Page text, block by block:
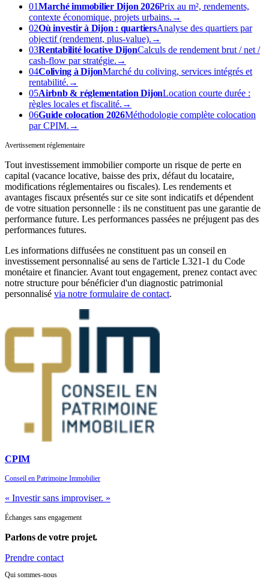
01Marché immobilier Dijon 2026Prix au m², rendements,
contexte économique, projets urbains. →
02Où investir à Dijon : quartiersAnalyse des quartiers par
objectif (rendement, plus-value). →
03Rentabilité locative DijonCalculs de rendement brut / net /
cash-flow par stratégie. →
04Coliving à DijonMarché du coliving, services intégrés et
rentabilité. →
05Airbnb & réglementation DijonLocation courte durée :
règles locales et fiscalité. →
06Guide colocation 2026Méthodologie complète colocation
par CPIM. →
Avertissement réglementaire
Tout investissement immobilier comporte un risque de perte en
capital (vacance locative, baisse des prix, défaut du locataire,
modifications réglementaires ou fiscales). Les rendements et
avantages fiscaux présentés sur ce site sont indicatifs et dépendent
de votre situation personnelle : ils ne constituent pas une garantie de
performance future. Les performances passées ne préjugent pas des
performances futures.
Les informations diffusées ne constituent pas un conseil en
investissement personnalisé au sens de l'article L321-1 du Code
monétaire et financier. Avant tout engagement, prenez contact avec
notre structure pour bénéficier d'un diagnostic patrimonial
personnalisé via notre formulaire de contact.
CPIM
Conseil en Patrimoine Immobilier
« Investir sans improviser. »
Échanges sans engagement
Parlons de votre projet.
Prendre contact
Qui sommes-nous